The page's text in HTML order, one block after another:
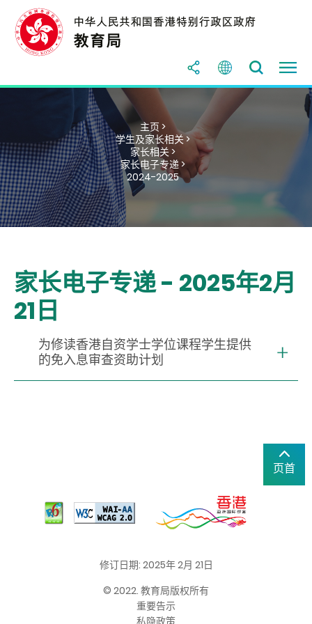
主页 >
学生及家长相关 >
家长相关 >
家长电子专递 >
2024-2025
家长电子专递 - 2025年2月
21日
为修读香港自资学士学位课程学生提供
的免入息审查资助计划
页首
修订日期: 2025年 2月 21日
© 2022. 教育局版权所有
重要告示